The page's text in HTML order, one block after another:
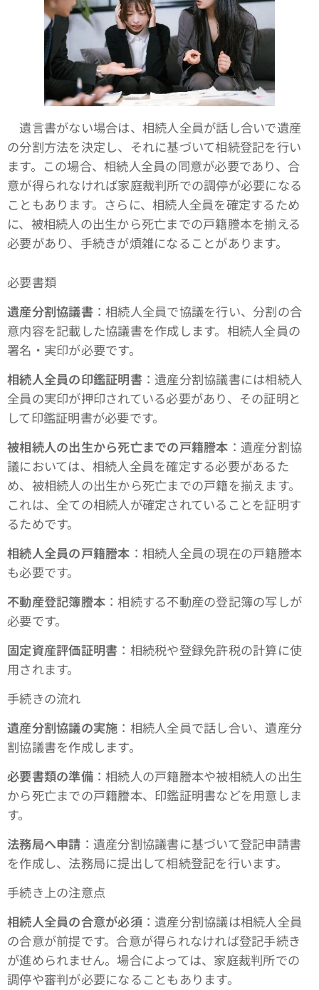
遺言書がない場合は、相続人全員が話し合いで遺産
の分割方法を決定し、それに基づいて相続登記を行い
ます。この場合、相続人全員の同意が必要であり、合
意が得られなければ家庭裁判所での調停が必要になる
こともあります。さらに、相続人全員を確定するため
に、被相続人の出生から死亡までの戸籍謄本を揃える
必要があり、手続きが煩雑になることがあります。
必要書類
遺産分割協議書：相続人全員で協議を行い、分割の合
意内容を記載した協議書を作成します。相続人全員の
署名・実印が必要です。
相続人全員の印鑑証明書：遺産分割協議書には相続人
全員の実印が押印されている必要があり、その証明と
して印鑑証明書が必要です。
被相続人の出生から死亡までの戸籍謄本 ：遺産分割協
議においては、相続人全員を確定する必要があるた
め、被相続人の出生から死亡までの戸籍を揃えます。
これは、全ての相続人が確定されていることを証明す
るためです。
相続人全員の戸籍謄本 ：相続人全員の現在の戸籍謄本
も必要です。
不動産登記簿謄本 ：相続する不動産の登記簿の写しが
必要です。
固定資産評価証明書 ：相続税や登録免許税の計算に使
用されます。
手続きの流れ
遺産分割協議の実施 ：相続人全員で話し合い、遺産分
割協議書を作成します。
必要書類の準備：相続人の戸籍謄本や被相続人の出生
から死亡までの戸籍謄本、印鑑証明書などを用意しま
す。
法務局へ申請 ：遺産分割協議書に基づいて登記申請書
を作成し、法務局に提出して相続登記を行います。
手続き上の注意点
相続人全員の合意が必須：遺産分割協議は相続人全員
の合意が前提です。合意が得られなければ登記手続き
が進められません。場合によっては、家庭裁判所での
調停や審判が必要になることもあります。